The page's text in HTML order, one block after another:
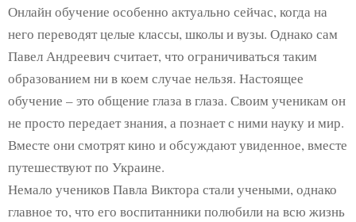
Онлайн обучение особенно актуально сейчас, когда на
него переводят целые классы, школы и вузы. Однако сам
Павел Андреевич считает, что ограничиваться таким
образованием ни в коем случае нельзя. Настоящее
обучение – это общение глаза в глаза. Своим ученикам он
не просто передает знания, а познает с ними науку и мир.
Вместе они смотрят кино и обсуждают увиденное, вместе
путешествуют по Украине.
Немало учеников Павла Виктора стали учеными, однако
главное то, что его воспитанники полюбили на всю жизнь